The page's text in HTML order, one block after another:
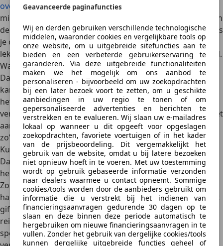
Geavanceerde paginafuncties
Wij en derden gebruiken verschillende technologische
middelen, waaronder cookies en vergelijkbare tools op
onze website, om u uitgebreide sitefuncties aan te
bieden en een verbeterde gebruikerservaring te
garanderen. Via deze uitgebreide functionaliteiten
maken we het mogelijk om ons aanbod te
personaliseren - bijvoorbeeld om uw zoekopdrachten
bij een later bezoek voort te zetten, om u geschikte
aanbiedingen in uw regio te tonen of om
gepersonaliseerde advertenties en berichten te
verstrekken en te evalueren. Wij slaan uw e-mailadres
lokaal op wanneer u dit opgeeft voor opgeslagen
zoekopdrachten, favoriete voertuigen of in het kader
van de prijsbeoordeling. Dit vergemakkelijkt het
gebruik van de website, omdat u bij latere bezoeken
niet opnieuw hoeft in te voeren. Met uw toestemming
wordt op gebruik gebaseerde informatie verzonden
naar dealers waarmee u contact opneemt. Sommige
cookies/tools worden door de aanbieders gebruikt om
informatie die u verstrekt bij het indienen van
financieringsaanvragen gedurende 30 dagen op te
slaan en deze binnen deze periode automatisch te
hergebruiken om nieuwe financieringsaanvragen in te
vullen. Zonder het gebruik van dergelijke cookies/tools
kunnen dergelijke uitgebreide functies geheel of
oververhittingen ernstige motorschade. Ook voor het
milieu is het schadelijk:
en mag niet in
de natuur terechtkomen. Je kunt zelfs een boete krijgen als
je op straat vloeistoffen laat lekken. Bij de APK wordt een
lekkend koelsysteem bovendien alsafkeurpuntgenoteerd.
Wat als de auto koelvloeistof verbruikt maar niet lekt?
Dan verdwijnt de koelvloeistof kennelijk in de motor. Dit
kan duiden op eenlekke koppakking of haarscheurtjes
het motorblok. De vloeistof verdampt dan in de
verbrandingskamers. Je ziet dat niet direct, maar merkt het
aan witte rook en een dalend koelvloeistofniveau. Laat in
zo’n geval altijd een specialist kijken.
Kun je zelf het systeem reinigen?
Dat kan, mits je handig bent en het juiste gereedschap
hebt én een plek waar je hetmilieu niet kunt vervuilen.
Zorg dat de motor volledig is afgekoeld en draag
handschoenen. Veiligheid staat voorop, want je werkt met
giftige vloeistoffen. Je kunt het systeem spoelen met een
reinigingsmiddel en schoon water– vang dat na het
spoelen zorgvuldig op. Daarna vul je het opnieuw met